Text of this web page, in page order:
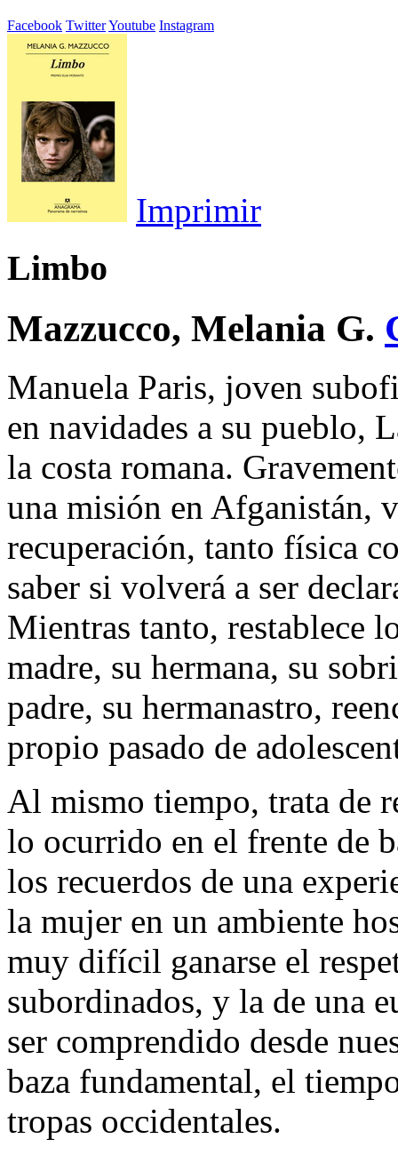
Facebook TwitterYoutube Instagram
Imprimir
Limbo
Mazzucco, Melania G.
Manuela Paris, joven
en navidades a su pueblo,
la costa romana.
una misión en Afganistán,
recuperación, tanto física
saber si volverá a ser
Mientras tanto, restablece
madre, su hermana, su
padre, su hermanastro,
propio pasado de
Al mismo tiempo, trata de
lo ocurrido en el frente de
los recuerdos de una
la mujer en un ambiente
muy difícil ganarse el
subordinados, y la de una
ser comprendido desde
baza fundamental, el
tropas occidentales.